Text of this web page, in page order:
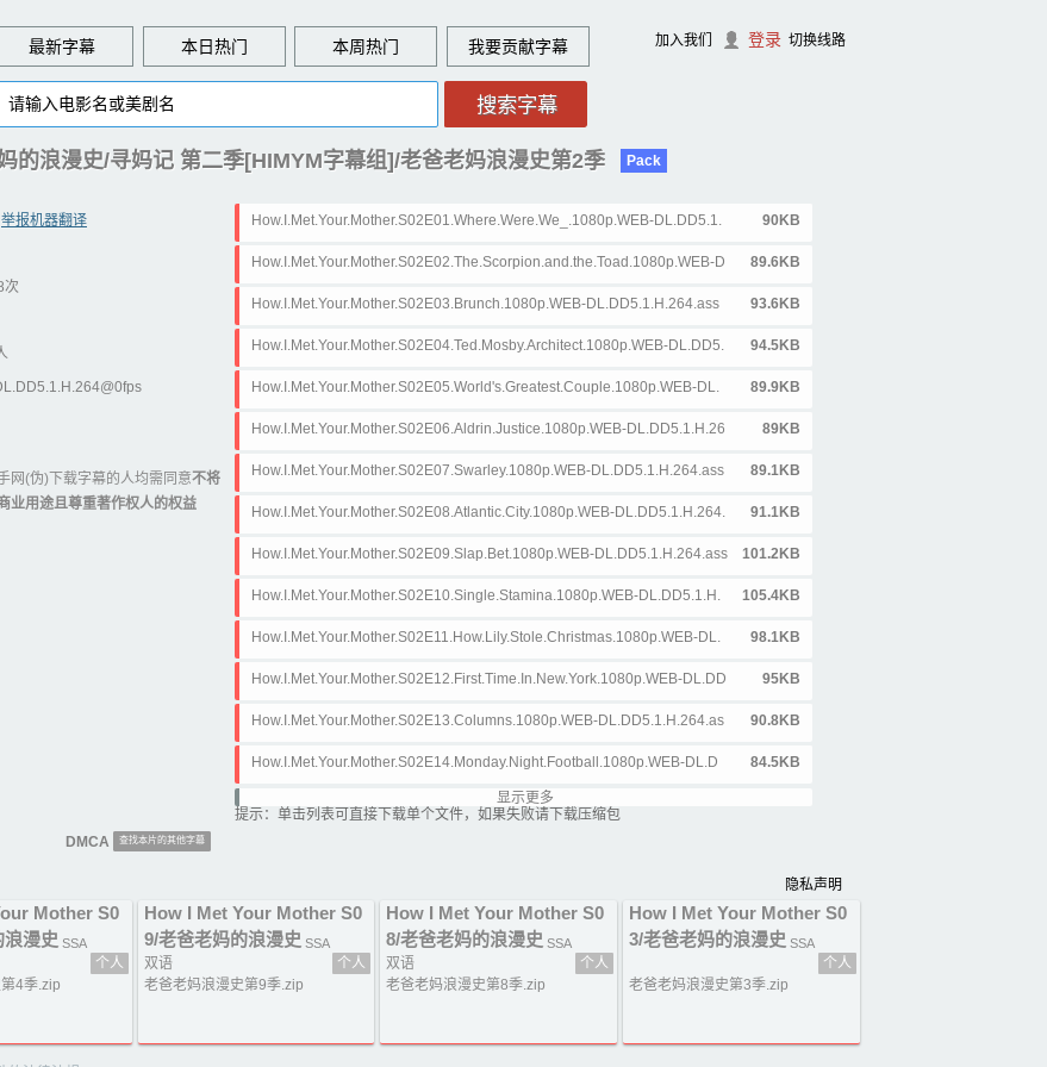
最新字幕 本日热门 本周热门 贡献字幕 加入我们 登录 切换线路
的浪漫史/寻妈记 第二季[HIMYM字幕组]/老爸老妈浪漫史第2季 Pack
举报机器翻译
次
网(伪)下载字幕的人均需同意不将
业用途且尊重著作权人的权益
How.I.Met.Your.Mother.S02E01.Where.Were.We_.1080p.WEB-DL.DD5.1.
H.264.ass
90KB
How.I.Met.Your.Mother.S02E02.The.Scorpion.and.the.Toad.1080p.WEB-D
L.DD5.1.H.264.ass
89.6KB
How.I.Met.Your.Mother.S02E03.Brunch.1080p.WEB-DL.DD5.1.H.264.ass 93.6KB
How.I.Met.Your.Mother.S02E04.Ted.Mosby.Architect.1080p.WEB-DL.DD5.
1.H.264.ass
94.5KB
How.I.Met.Your.Mother.S02E05.World's.Greatest.Couple.1080p.WEB-DL.
DD5.1.H.264.ass
89.9KB
How.I.Met.Your.Mother.S02E06.Aldrin.Justice.1080p.WEB-DL.DD5.1.H.26
4.ass
89KB
How.I.Met.Your.Mother.S02E07.Swarley.1080p.WEB-DL.DD5.1.H.264.ass 89.1KB
How.I.Met.Your.Mother.S02E08.Atlantic.City.1080p.WEB-DL.DD5.1.H.264.
ass
91.1KB
How.I.Met.Your.Mother.S02E09.Slap.Bet.1080p.WEB-DL.DD5.1.H.264.ass 101.2KB
How.I.Met.Your.Mother.S02E10.Single.Stamina.1080p.WEB-DL.DD5.1.H.
264.ass
105.4KB
How.I.Met.Your.Mother.S02E11.How.Lily.Stole.Christmas.1080p.WEB-DL.
DD5.1.H.264.ass
98.1KB
How.I.Met.Your.Mother.S02E12.First.Time.In.New.York.1080p.WEB-DL.DD
5.1.H.264.ass
95KB
How.I.Met.Your.Mother.S02E13.Columns.1080p.WEB-DL.DD5.1.H.264.as
s
90.8KB
How.I.Met.Your.Mother.S02E14.Monday.Night.Football.1080p.WEB-DL.D
84.5KB
How.I.Met.Your.Mother.S02E15.Lucky.Penny.1080p.WEB-DL.DD5.1.H.26
H.264.ass
83KB
How.I.Met.Your.Mother.S02E18.Moving.Day.1080p.WEB-DL.DD5.1.H.264.
92KB
How.I.Met.Your.Mother.S02E19.Bachelor.Party.1080p.WEB-DL.DD5.1.H.2
ass
显示更多
提示：单击列表可直接下载单个文件，如果失败请下载压缩包
DMCA
查找本片的其他字幕
隐私声明
Mother S0
浪漫史 SSA
个人
4季.zip
How I Met Your Mother S0
9/老爸老妈的浪漫史 SSA
双语
个人
老爸老妈浪漫史第9季.zip
How I Met Your Mother S0
8/老爸老妈的浪漫史 SSA
双语
个人
老爸老妈浪漫史第8季.zip
How I Met Your Mother S0
3/老爸老妈的浪漫史 SSA
个人
老爸老妈浪漫史第3季.zip